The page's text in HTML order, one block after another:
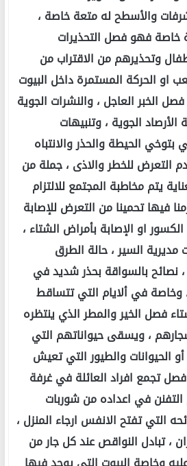
والأسطح له متعة خاصة ،
فهو فصل التحذيرات
وتحذيرهم من الاقتراب من
او الحركة المستمرة داخل البيوت
الخبر العاجل ، والنشرات الجوية
الجوية ، وتنبيهات
بتوخي الحيطة والحذر والانتباه
التعرض للخطر والاذى ، جملة من
يتم مخاطبة المجتمع للالتزام
فيها تحمينا من التعرض للإصابة
او الإصابة بأمراض الشتاء ،
السير ، حالة الطرق
نصائح بالسواقة بحذر شديد في
وخاصة في ألايام التي تتساقط
فصل الخير والمطر الذي ينتظره
، ويسقى حيواناتهم التي
الحيوانات والطيور التي تعيش
تجمع افراد العائلة في غرفة
التفنن في اعداده من شوربات
التي تفتح الانفس ارجاء المنزل ،
، تبادل النواقص عند كل جار من